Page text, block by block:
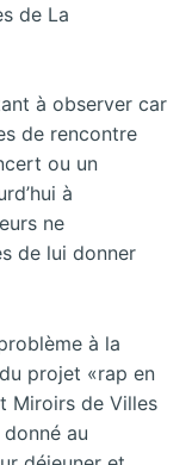
de La
à observer car
de rencontre
ou un
à
ne
de lui donner
à la
projet «rap en
Miroirs de Villes
au